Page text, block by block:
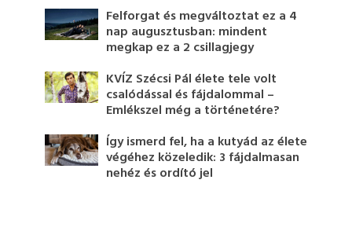
Felforgat és megváltoztat ez a 4
nap augusztusban: mindent
megkap ez a 2 csillagjegy
KVÍZ Szécsi Pál élete tele volt
csalódással és fájdalommal –
Emlékszel még a történetére?
Így ismerd fel, ha a kutyád az élete
végéhez közeledik: 3 fájdalmasan
nehéz és ordító jel